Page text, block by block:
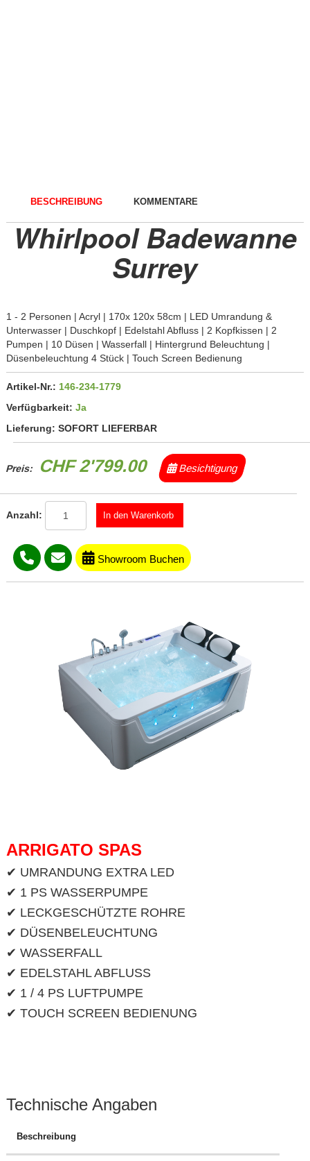
BESCHREIBUNG KOMMENTARE
Whirlpool Badewanne
Surrey
1 - 2 Personen | Acryl | 170x 120x 58cm | LED Umrandung &
Unterwasser | Duschkopf | Edelstahl Abfluss | 2 Kopfkissen | 2
Pumpen | 10 Düsen | Wasserfall | Hintergrund Beleuchtung |
Düsenbeleuchtung 4 Stück | Touch Screen Bedienung
Artikel-Nr.: 146-234-1779
Verfügbarkeit: Ja
Lieferung: SOFORT LIEFERBAR
Preis: CHF 2'799.00 Besichtigung
Anzahl:
Showroom Buchen
ARRIGATO SPAS
✔ UMRANDUNG EXTRA LED
✔ 1 PS WASSERPUMPE
✔ LECKGESCHÜTZTE ROHRE
✔ DÜSENBELEUCHTUNG
✔ WASSERFALL
✔ EDELSTAHL ABFLUSS
✔ 1 / 4 PS LUFTPUMPE
✔ TOUCH SCREEN BEDIENUNG
Technische Angaben
Beschreibung